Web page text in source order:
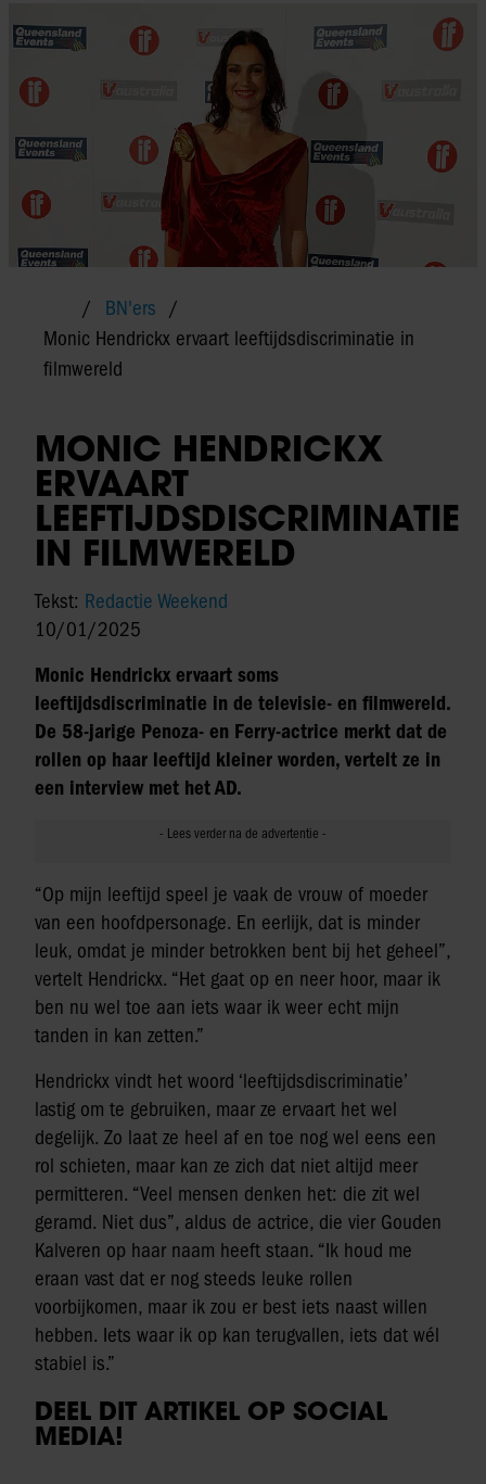
BN'ers
Monic Hendrickx ervaart leeftijdsdiscriminatie in
filmwereld
MONIC HENDRICKX
ERVAART
LEEFTIJDSDISCRIMINATIE
IN FILMWERELD
Tekst: Redactie Weekend
10/01/2025
Monic Hendrickx ervaart soms
leeftijdsdiscriminatie in de televisie- en filmwereld.
De 58-jarige Penoza- en Ferry-actrice merkt dat de
rollen op haar leeftijd kleiner worden, vertelt ze in
een interview met het AD.
“Op mijn leeftijd speel je vaak de vrouw of moeder
van een hoofdpersonage. En eerlijk, dat is minder
leuk, omdat je minder betrokken bent bij het geheel”,
vertelt Hendrickx. “Het gaat op en neer hoor, maar ik
ben nu wel toe aan iets waar ik weer echt mijn
tanden in kan zetten.”
Hendrickx vindt het woord ‘leeftijdsdiscriminatie’
lastig om te gebruiken, maar ze ervaart het wel
degelijk. Zo laat ze heel af en toe nog wel eens een
rol schieten, maar kan ze zich dat niet altijd meer
permitteren. “Veel mensen denken het: die zit wel
geramd. Niet dus”, aldus de actrice, die vier Gouden
Kalveren op haar naam heeft staan. “Ik houd me
eraan vast dat er nog steeds leuke rollen
voorbijkomen, maar ik zou er best iets naast willen
hebben. Iets waar ik op kan terugvallen, iets dat wél
stabiel is.”
DEEL DIT ARTIKEL OP SOCIAL
MEDIA!